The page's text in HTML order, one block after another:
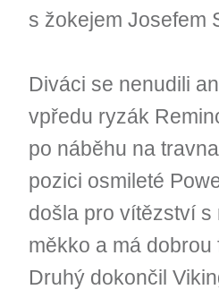
s žokejem Josefem
Diváci se nenudili
vpředu ryzák
po náběhu na
pozici osmileté
došla pro vítězství s
měkko a má dobrou
Druhý dokončil